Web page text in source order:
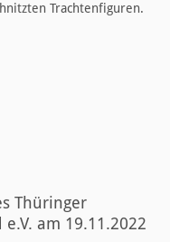
Trachtenfiguren.
Thüringer
am 19.11.2022